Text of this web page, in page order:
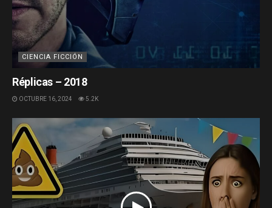
CIENCIA FICCIÓN
Réplicas – 2018
OCTUBRE 16, 2024 5.2K